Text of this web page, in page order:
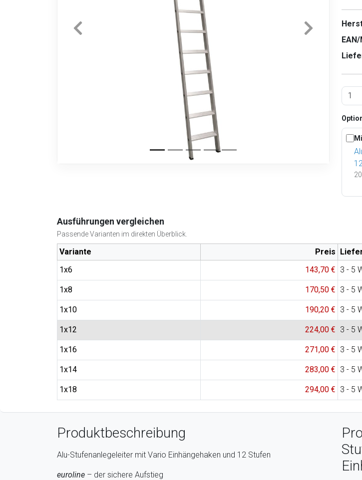
Ausführungen vergleichen
Passende Varianten im direkten Überblick.
Variante Preis
1x6
143,70 € 3 - 5
1x8 170,50 € 3 - 5
1x10 190,20 € 3 - 5
1x12 224,00 € 3 - 5
1x16 271,00 € 3 - 5
1x14 283,00 € 3 - 5
1x18 294,00 € 3 - 5
Produktbeschreibung
Alu-Stufenanlegeleiter mit Vario Einhängehaken und 12 Stufen
euroline – der sichere Aufstieg